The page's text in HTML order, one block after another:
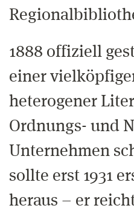
1888 offiziell
einer
heterogener
Ordnungs- und
Unternehmen
sollte erst 1931
heraus – er